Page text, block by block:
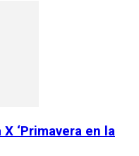
‘Primavera en la